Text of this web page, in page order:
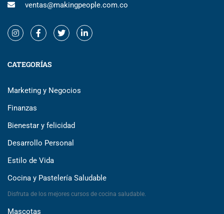
ventas@makingpeople.com.co
CATEGORÍAS
Marketing y Negocios
Finanzas
Bienestar y felicidad
Desarrollo Personal
Estilo de Vida
Cocina y Pastelería Saludable
Disfruta de los mejores cursos de cocina saludable.
Mascotas